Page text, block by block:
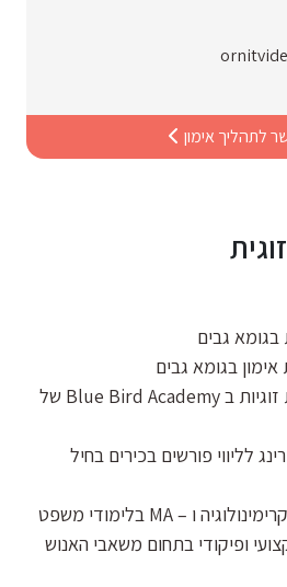
לתהליך אימון
בגומא גבים
בגומא גבים
*אימון זוגי ואימון למציאת זוגיות ב Blue Bird Academy של
לליווי פורשים בכירים בחיל
מקצועי ופיקודי בתחום משאבי האנוש